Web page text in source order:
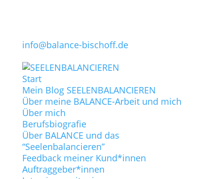
info@balance-bischoff.de
Start
Mein Blog SEELENBALANCIEREN
Über meine BALANCE-Arbeit und mich
Über mich
Berufsbiografie
Über BALANCE und das
“Seelenbalancieren”
Feedback meiner Kund*innen
Auftraggeber*innen